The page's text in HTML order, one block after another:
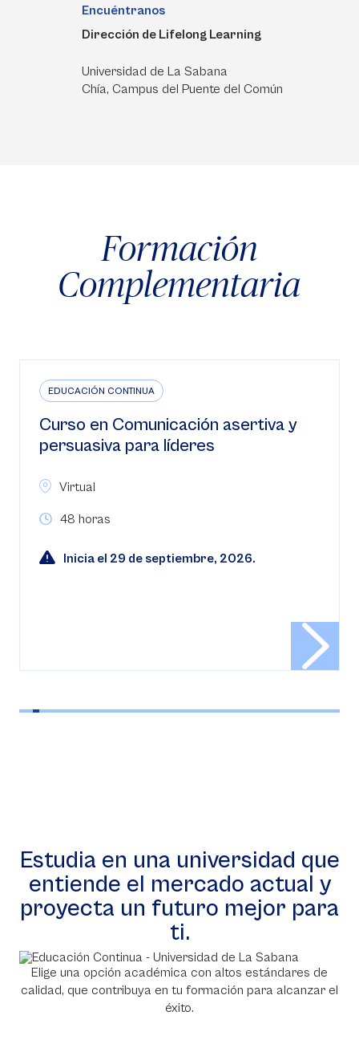
Encuéntranos
Dirección de Lifelong Learning
Universidad de La Sabana
Chía, Campus del Puente del Común
Formación
Complementaria
EDUCACIÓN CONTINUA
Curso en Comunicación asertiva y
persuasiva para líderes
Virtual
48 horas
Inicia el 29 de septiembre, 2026.
Estudia en una universidad que
entiende el mercado actual y
proyecta un futuro mejor para
ti.
Elige una opción académica con altos estándares de
calidad, que contribuya en tu formación para alcanzar el
éxito.